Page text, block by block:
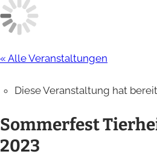
« Alle Veranstaltungen
Diese Veranstaltung hat
Sommerfest
2023